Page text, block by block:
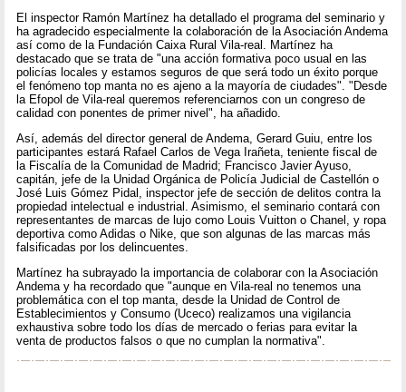
El inspector Ramón Martínez ha detallado el programa del seminario y
ha agradecido especialmente la colaboración de la Asociación Andema
así como de la Fundación Caixa Rural Vila-real. Martínez ha
destacado que se trata de "una acción formativa poco usual en las
policías locales y estamos seguros de que será todo un éxito porque
el fenómeno top manta no es ajeno a la mayoría de ciudades". "Desde
la Efopol de Vila-real queremos referenciarnos con un congreso de
calidad con ponentes de primer nivel", ha añadido.
Así, además del director general de Andema, Gerard Guiu, entre los
participantes estará Rafael Carlos de Vega Irañeta, teniente fiscal de
la Fiscalía de la Comunidad de Madrid; Francisco Javier Ayuso,
capitán, jefe de la Unidad Orgánica de Policía Judicial de Castellón o
José Luis Gómez Pidal, inspector jefe de sección de delitos contra la
propiedad intelectual e industrial. Asimismo, el seminario contará con
representantes de marcas de lujo como Louis Vuitton o Chanel, y ropa
deportiva como Adidas o Nike, que son algunas de las marcas más
falsificadas por los delincuentes.
Martínez ha subrayado la importancia de colaborar con la Asociación
Andema y ha recordado que "aunque en Vila-real no tenemos una
problemática con el top manta, desde la Unidad de Control de
Establecimientos y Consumo (Uceco) realizamos una vigilancia
exhaustiva sobre todo los días de mercado o ferias para evitar la
venta de productos falsos o que no cumplan la normativa".